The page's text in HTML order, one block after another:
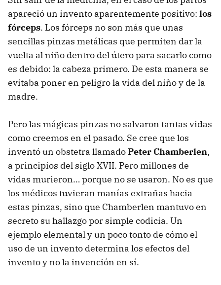
apareció un invento aparentemente positivo: los
fórceps. Los fórceps no son más que unas
sencillas pinzas metálicas que permiten dar la
vuelta al niño dentro del útero para sacarlo como
es debido: la cabeza primero. De esta manera se
evitaba poner en peligro la vida del niño y de la
madre.
Pero las mágicas pinzas no salvaron tantas vidas
como creemos en el pasado. Se cree que los
inventó un obstetra llamadoPeter Chamberlen,
a principios del sigloXVII. Pero millones de
vidas murieron… porque no se usaron. No es que
los médicos tuvieran manías extrañas hacia
estas pinzas, sino que Chamberlen mantuvo en
secreto su hallazgo por simple codicia. Un
ejemplo elemental y un poco tonto de cómo el
uso de un invento determina los efectos del
invento y no la invención en sí.